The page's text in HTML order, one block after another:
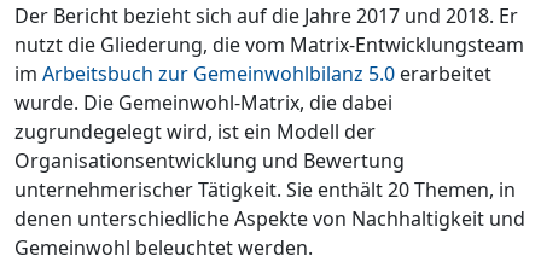
Der Bericht bezieht sich auf die Jahre 2017 und 2018. Er
nutzt die Gliederung, die vom Matrix-Entwicklungsteam
im Arbeitsbuch zur Gemeinwohlbilanz 5.0 erarbeitet
wurde. Die Gemeinwohl-Matrix, die dabei
zugrundegelegt wird, ist ein Modell der
Organisationsentwicklung und Bewertung
unternehmerischer Tätigkeit. Sie enthält 20 Themen, in
denen unterschiedliche Aspekte von Nachhaltigkeit und
Gemeinwohl beleuchtet werden.